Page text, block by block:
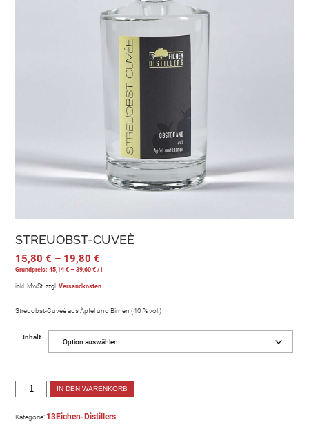
STREUOBST-CUVEÈ
15,80€ – 19,80€
Grundpreis:45,14€ –39,60€ /
inkl. MwSt. zzgl.Versandkosten
Streuobst-Cuveè aus Äpfel und Birnen (40 % vol.)
Inhalt
IN DEN WARENKORB
Kategorie: 13Eichen-Distillers